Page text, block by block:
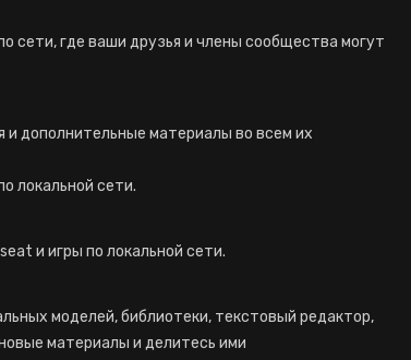
сети, где ваши друзья и члены сообщества могут
дополнительные материалы во всем их
локальной сети.
и игры по локальной сети.
моделей, библиотеки, текстовый редактор,
материалы и делитесь ими